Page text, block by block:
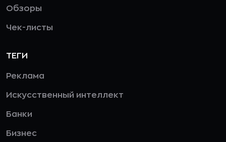
Обзоры
Чек-листы
ТЕГИ
Реклама
Искусственный интеллект
Банки
Бизнес